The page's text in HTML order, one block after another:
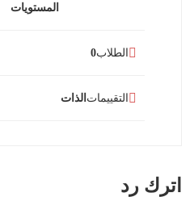
المستويات
الطلاب0
التقييمات الذات
اترك رد